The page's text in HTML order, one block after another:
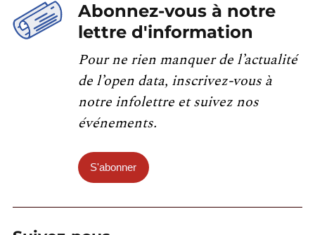
Abonnez-vous à notre
lettre d'information
Pour ne rien manquer de l’actualité
de l’open data, inscrivez-vous à
notre infolettre et suivez nos
événements.
S'abonner